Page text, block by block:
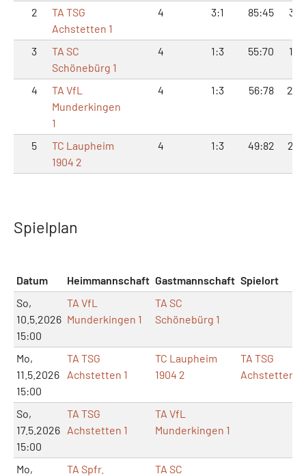
2
TA TSG
Achstetten 1
4 3:1 85:45
3
TA SC
Schönebürg 1
4 1:3 55:70
4
TA VfL
Munderkingen
1
4 1:3 56:78
5
TC Laupheim
1904 2
4 1:3 49:82
Spielplan
Datum Heimmannschaft Gastmannschaft Spielort
So,
10.5.2026
15:00
TA VfL
Munderkingen 1
TA SC
Schönebürg 1
Mo,
11.5.2026
15:00
TA TSG
Achstetten 1
TC Laupheim
1904 2
TA TSG
Achstetten
So,
17.5.2026
15:00
TA TSG
Achstetten 1
TA VfL
Munderkingen 1
Mo,
TA Spfr.
TA SC